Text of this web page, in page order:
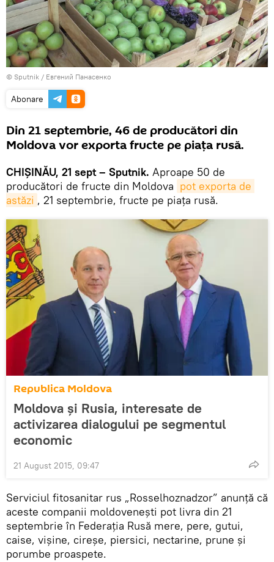
© Sputnik / Евгений Панасенко
Abonare
Din 21 septembrie, 46 de producători din
Moldova vor exporta fructe pe piaţa rusă.
CHIŞINĂU, 21 sept – Sputnik. Aproape 50 de
producători de fructe din Moldova pot exporta de
astăzi , 21 septembrie, fructe pe piaţa rusă.
Republica Moldova
Moldova și Rusia, interesate de
activizarea dialogului pe segmentul
economic
21 August 2015, 09:47
Serviciul fitosanitar rus „Rosselhoznadzor” anunţă că
aceste companii moldoveneşti pot livra din 21
septembrie în Federaţia Rusă mere, pere, gutui,
caise, vişine, cireşe, piersici, nectarine, prune şi
porumbe proaspete.